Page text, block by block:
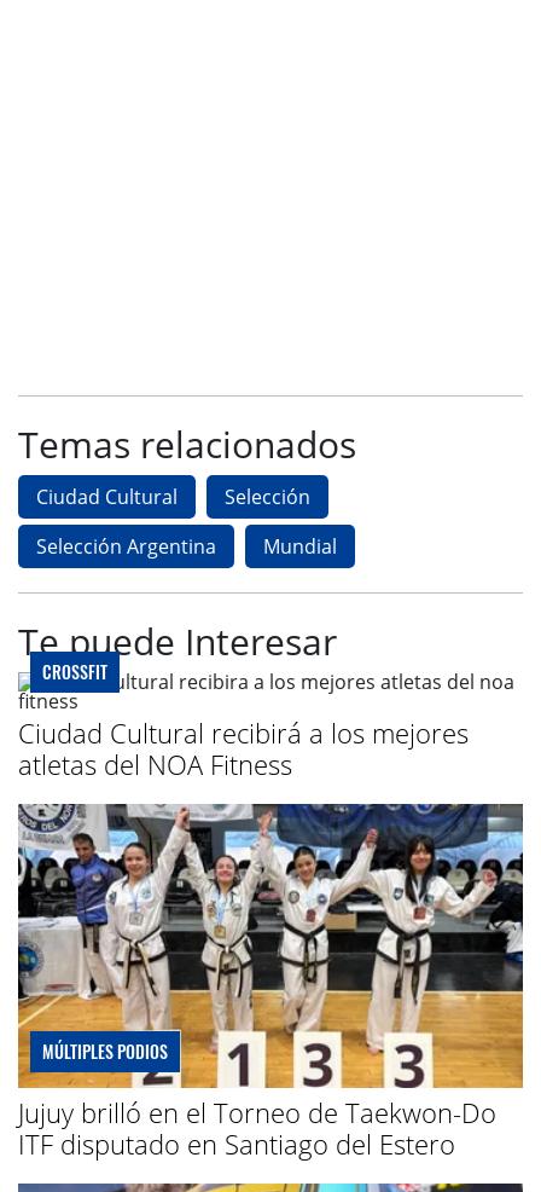
Temas relacionados
Ciudad Cultural
Selección
Selección Argentina
Mundial
Te puede Interesar
CROSSFIT
Ciudad Cultural recibirá a los mejores
atletas del NOA Fitness
MÚLTIPLES PODIOS
Jujuy brilló en el Torneo de Taekwon-Do
ITF disputado en Santiago del Estero